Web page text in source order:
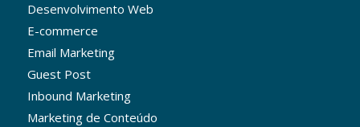
Desenvolvimento Web
E-commerce
Email Marketing
Guest Post
Inbound Marketing
Marketing de Conteúdo